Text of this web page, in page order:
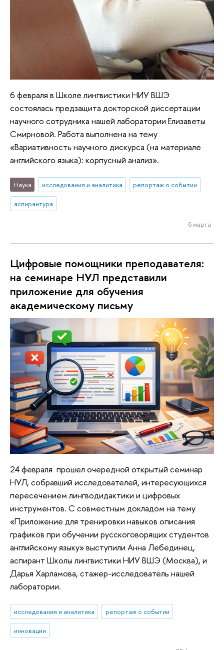
6 февраля в Школе лингвистики НИУ ВШЭ
состоялась предзащита докторской диссертации
научного сотрудника нашей лаборатории Елизаветы
Смирновой. Работа выполнена на тему
«Вариативность научного дискурса (на материале
английского языка): корпусный анализ».
Наука исследования и аналитика репортаж о событии
аспирантура
6 марта
Цифровые помощники преподавателя:
на семинаре НУЛ представили
приложение для обучения
академическому письму
24 февраля прошел очередной открытый семинар
НУЛ, собравший исследователей, интересующихся
пересечением лингводидактики и цифровых
инструментов. С совместным докладом на тему
«Приложение для тренировки навыков описания
графиков при обучении русскоговорящих студентов
английскому языку» выступили Анна Лебединец,
аспирант Школы лингвистики НИУ ВШЭ (Москва), и
Дарья Харламова, стажер-исследователь нашей
лаборатории.
исследования и аналитика репортаж о событии
инновации